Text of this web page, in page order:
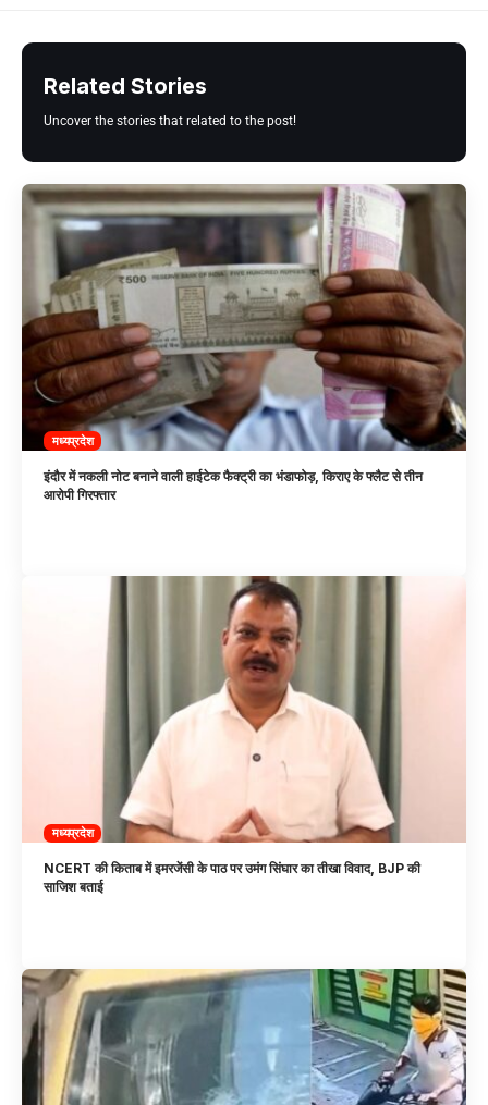
Related Stories
Uncover the stories that related to the post!
मध्यप्रदेश
इंदौर में नकली नोट बनाने वाली हाईटेक फैक्ट्री का भंडाफोड़, किराए के फ्लैट से तीन
आरोपी गिरफ्तार
मध्यप्रदेश
NCERT की किताब में इमरजेंसी के पाठ पर उमंग सिंघार का तीखा विवाद, BJP की
साजिश बताई